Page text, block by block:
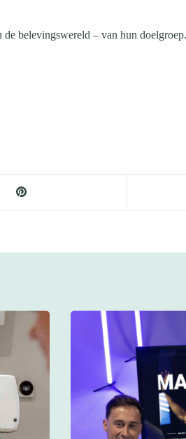
belevingswereld – van hun